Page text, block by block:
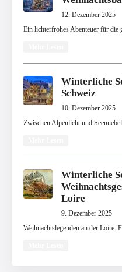
12. Dezember 2025
Ein lichterfrohes Abenteuer für die
Winterliche
Schweiz
10. Dezember 2025
Zwischen Alpenlicht und
Winterliche
Loire
9. Dezember 2025
Weihnachtslegenden an der Loire: